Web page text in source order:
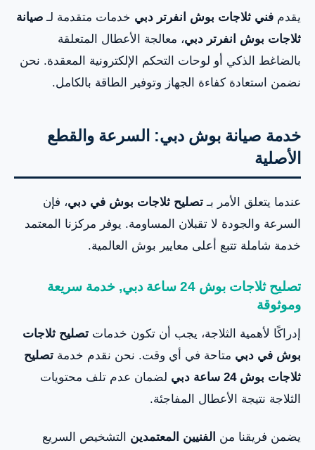
يقدم فني ثلاجات بوش انفرتر دبي خدمات متقدمة لـ صيانة
ثلاجات بوش انفرتر دبي، معالجة الأعطال المتعلقة
بالضاغط الذكي أو لوحات التحكم الإلكترونية المعقدة. نحن
نضمن استعادة كفاءة الجهاز وتوفير الطاقة بالكامل.
خدمة صيانة بوش دبي: السرعة والقطع
الأصلية
عندما يتعلق الأمر بـ تصليح ثلاجات بوش في دبي، فإن
السرعة والجودة لا تقبلان المساومة. يوفر مركزنا المعتمد
خدمة شاملة تتبع أعلى معايير بوش العالمية.
تصليح ثلاجات بوش 24 ساعة دبي, خدمة سريعة
وموثوقة
إدراكًا لأهمية الثلاجة، يجب أن تكون خدمات تصليح ثلاجات
بوش في دبي متاحة في أي وقت. نحن نقدم خدمة تصليح
ثلاجات بوش 24 ساعة دبي
لضمان عدم تلف محتويات
الثلاجة نتيجة الأعطال المفاجئة.
يضمن فريقنا من الفنيين المعتمدين التشخيص السريع